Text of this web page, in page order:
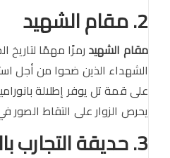
2. مقام الشهيد
مقام الشهيد رمزًا مهمًا لتاريخ
الشهداء الذين ضحوا من أجل
على قمة تل يوفر إطلالة
يحرص الزوار على التقاط الصور
3. حديقة التجارب بالحامة